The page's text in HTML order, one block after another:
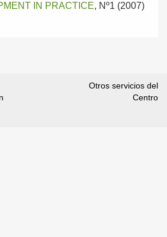
IN PRACTICE, Nº1 (2007)
Otros servicios del
Centro